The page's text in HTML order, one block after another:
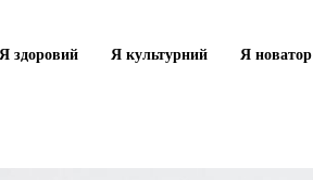
Я здоровий Я культурний Я новатор